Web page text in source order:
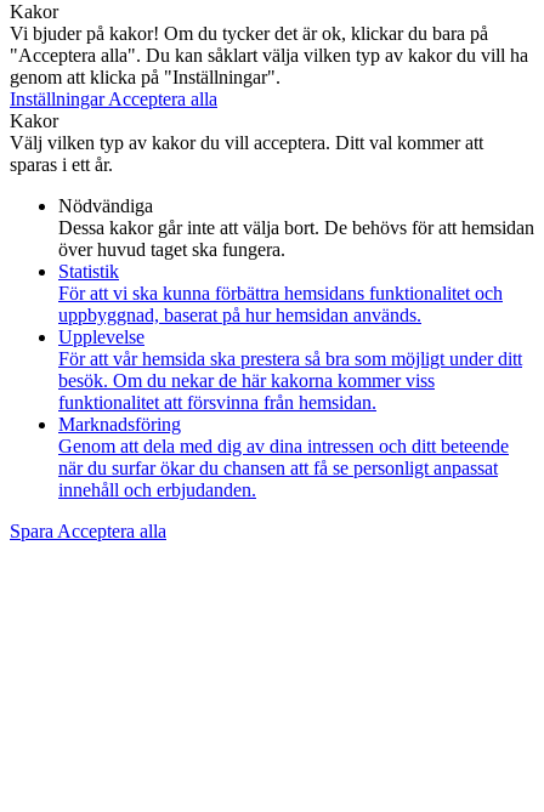
Kakor
Vi bjuder på kakor! Om du tycker det är ok, klickar du bara på
"Acceptera alla". Du kan såklart välja vilken typ av kakor du vill ha
genom att klicka på "Inställningar".
InställningarAcceptera alla
Kakor
Välj vilken typ av kakor du vill acceptera. Ditt val kommer att
sparas i ett år.
Nödvändiga
Dessa kakor går inte att välja bort. De behövs för att hemsidan
över huvud taget ska fungera.
Statistik
För att vi ska kunna förbättra hemsidans funktionalitet och
uppbyggnad, baserat på hur hemsidan används.
Upplevelse
För att vår hemsida ska prestera så bra som möjligt under ditt
besök. Om du nekar de här kakorna kommer viss
funktionalitet att försvinna från hemsidan.
Marknadsföring
Genom att dela med dig av dina intressen och ditt beteende
när du surfar ökar du chansen att få se personligt anpassat
innehåll och erbjudanden.
Spara Acceptera alla